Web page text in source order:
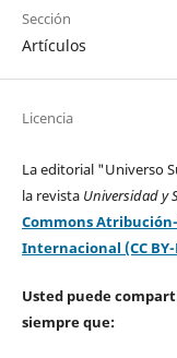
Sección
Artículos
Licencia
La editorial "Universo
la revista Universidad y
Commons
Internacional (CC BY-
Usted puede
siempre que: